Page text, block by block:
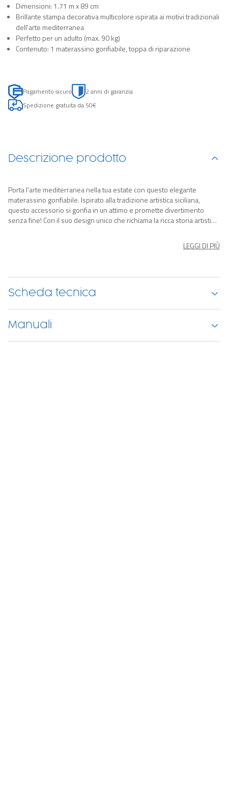
Dimensioni: 1.71 m x 89 cm
Brillante stampa decorativa multicolore ispirata ai motivi tradizionali
dell'arte mediterranea
Perfetto per un adulto (max. 90 kg)
Contenuto: 1 materassino gonfiabile, toppa di riparazione
Pagamento sicuro
2 anni di garanzia
Spedizione gratuita da 50€
Descrizione prodotto
Porta l'arte mediterranea nella tua estate con questo elegante
materassino gonfiabile. Ispirato alla tradizione artistica siciliana,
questo accessorio si gonfia in un attimo e promette divertimento
senza fine! Con il suo design unico che richiama la ricca storia artistica
prendendo il sole in spiaggia o rilassandoti in piscina, questoLEGGI DI PIÙ
Scheda tecnica
Manuali